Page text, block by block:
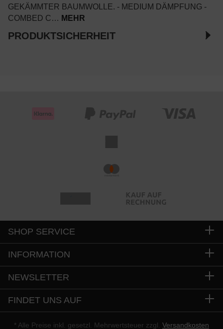
GEKÄMMTER BAUMWOLLE. - MEDIUM DÄMPFUNG -
COMBED C… MEHR
PRODUKTSICHERHEIT
SHOP SERVICE
INFORMATION
NEWSLETTER
FINDET UNS AUF
* Alle Preise inkl. gesetzl. Mehrwertsteuer zzgl. Versandkosten